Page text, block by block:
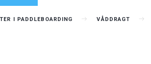
I PADDLEBOARDING VÅDDRAGT